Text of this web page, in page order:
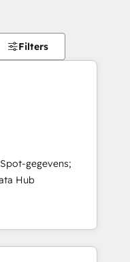
Filters
gegevens;
Hub